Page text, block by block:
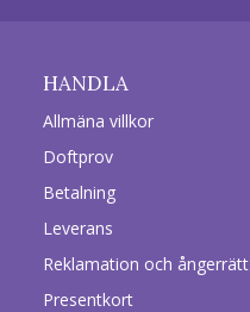
HANDLA
Allmäna villkor
Doftprov
Betalning
Leverans
Reklamation och ångerrätt
Presentkort